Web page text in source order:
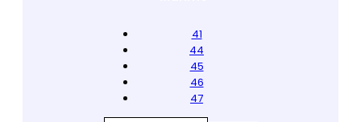
41
44
45
46
47